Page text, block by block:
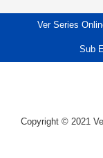
Documentary
Historia
Ver Series
Sub
Copyright © 2021